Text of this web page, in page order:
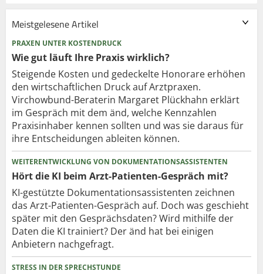
Meistgelesene Artikel
PRAXEN UNTER KOSTENDRUCK
Wie gut läuft Ihre Praxis wirklich?
Steigende Kosten und gedeckelte Honorare erhöhen
den wirtschaftlichen Druck auf Arztpraxen.
Virchowbund-Beraterin Margaret Plückhahn erklärt
im Gespräch mit dem änd, welche Kennzahlen
Praxisinhaber kennen sollten und was sie daraus für
ihre Entscheidungen ableiten können.
WEITERENTWICKLUNG VON DOKUMENTATIONSASSISTENTEN
Hört die KI beim Arzt-Patienten-Gespräch mit?
KI-gestützte Dokumentationsassistenten zeichnen
das Arzt-Patienten-Gespräch auf. Doch was geschieht
später mit den Gesprächsdaten? Wird mithilfe der
Daten die KI trainiert? Der änd hat bei einigen
Anbietern nachgefragt.
STRESS IN DER SPRECHSTUNDE